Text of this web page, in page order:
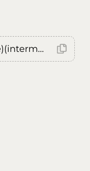
Error: (intermediate value)(intermediate value)(intermediate value).replaceAll is not a function